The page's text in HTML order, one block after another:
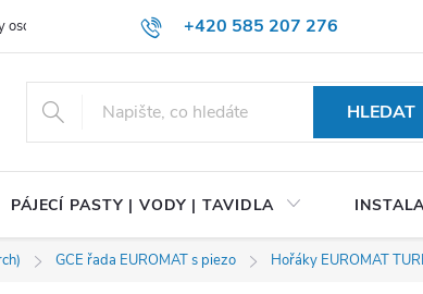
+420 585 207 276
údajů
HLEDAT
PÁJECÍ PASTY | VODY | TAVIDLA
GCE řada EUROMAT s piezo Hořáky EUROMAT